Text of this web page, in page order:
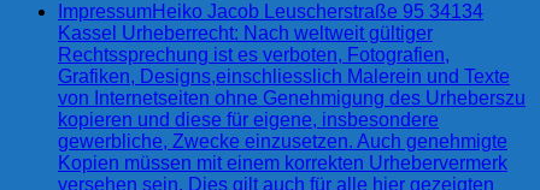
ImpressumHeiko Jacob Leuscherstraße 95 34134
Kassel Urheberrecht: Nach weltweit gültiger
Rechtssprechung ist es verboten, Fotografien,
Grafiken, Designs,einschliesslich Malerein und Texte
von Internetseiten ohne Genehmigung des Urheberszu
kopieren und diese für eigene, insbesondere
gewerbliche, Zwecke einzusetzen. Auch genehmigte
Kopien müssen mit einem korrekten Urhebervermerk
versehen sein. Dies gilt auch für alle hier gezeigten